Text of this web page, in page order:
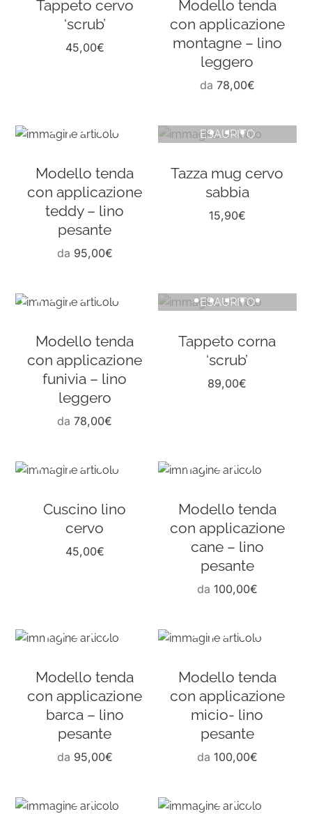
Tappeto cervo
‘scrub’
45,00€
Modello tenda
con applicazione
montagne – lino
leggero
da 78,00€
Modello tenda
con applicazione
teddy – lino
pesante
da 95,00€
ESAURITO
Tazza mug cervo
sabbia
15,90€
Modello tenda
con applicazione
funivia – lino
leggero
da78,00€
ESAURITO
Tappeto corna
‘scrub’
89,00€
Cuscino lino
cervo
45,00€
Modello tenda
con applicazione
cane – lino
pesante
da 100,00€
Modello tenda
con applicazione
barca – lino
pesante
da 95,00€
Modello tenda
con applicazione
micio- lino
pesante
da 100,00€